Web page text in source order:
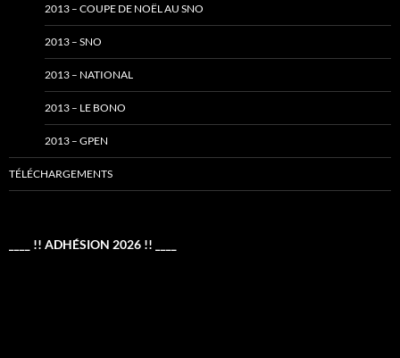
2013 – COUPE DE NOËL AU SNO
2013 – SNO
2013 – NATIONAL
2013 – LE BONO
2013 – GPEN
TÉLÉCHARGEMENTS
____ !! ADHÉSION 2026 !! ____